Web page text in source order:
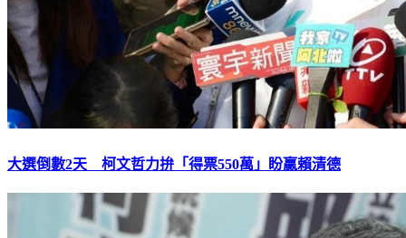
大選倒數2天 柯文哲力拚「得票550萬」盼贏賴清德